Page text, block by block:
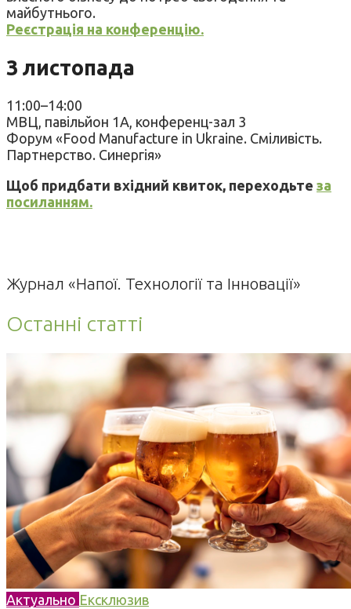
майбутнього.
Реєстрація на конференцію.
3 листопада
11:00–14:00
МВЦ, павільйон 1А, конференц-зал 3
Форум «Food Manufacture in Ukraine. Сміливість.
Партнерство. Синергія»
Щоб придбати вхідний квиток, переходьте за
посиланням.
Журнал «Напої. Технології та Інновації»
Останні статті
Актуально Ексклюзив